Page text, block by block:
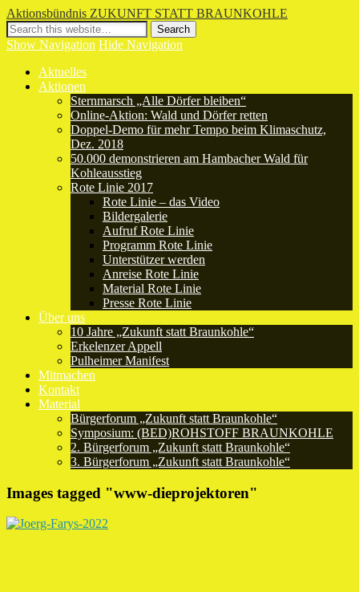
Aktionsbündnis ZUKUNFT STATT BRAUNKOHLE
Show Navigation Hide Navigation
Aktuelles
Aktionen
Sternmarsch „Alle Dörfer bleiben“
Online-Aktion: Wald und Dörfer retten
Doppel-Demo für mehr Tempo beim Klimaschutz,
Dez. 2018
50.000 demonstrieren am Hambacher Wald für
Kohleausstieg
Rote Linie 2017
Rote Linie – das Video
Bildergalerie
Aufruf Rote Linie
Programm Rote Linie
Unterstützer werden
Anreise Rote Linie
Material Rote Linie
Presse Rote Linie
Über uns
10 Jahre „Zukunft statt Braunkohle“
Erkelenzer Appell
Pulheimer Manifest
Mitmachen
Kontakt
Material
Bürgerforum „Zukunft statt Braunkohle“
Symposium: (BED)ROHSTOFF BRAUNKOHLE
2. Bürgerforum „Zukunft statt Braunkohle“
3. Bürgerforum „Zukunft statt Braunkohle“
Images tagged "www-dieprojektoren"